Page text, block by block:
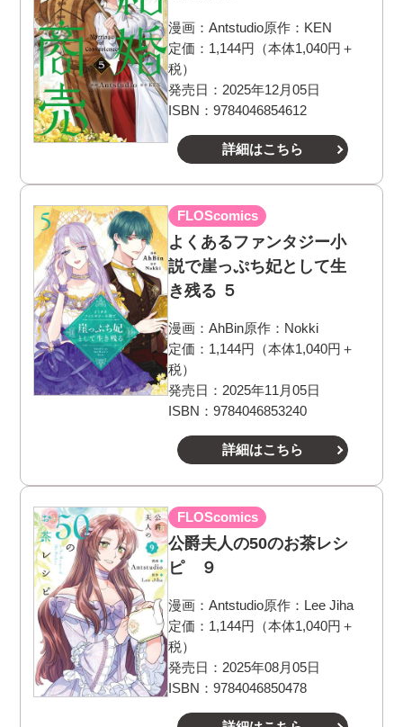
漫画： Antstudio原作： KEN
定価：1,144円（本体1,040円＋
税）
発売日：2025年12月05日
ISBN：9784046854612
詳細はこちら
FLOScomics
よくあるファンタジー小
説で崖っぷち妃として生
き残る ５
漫画： AhBin原作： Nokki
定価：1,144円（本体1,040円＋
税）
発売日：2025年11月05日
ISBN：9784046853240
詳細はこちら
FLOScomics
公爵夫人の50のお茶レシ
ピ ９
漫画： Antstudio原作： Lee Jiha
定価：1,144円（本体1,040円＋
税）
発売日：2025年08月05日
ISBN：9784046850478